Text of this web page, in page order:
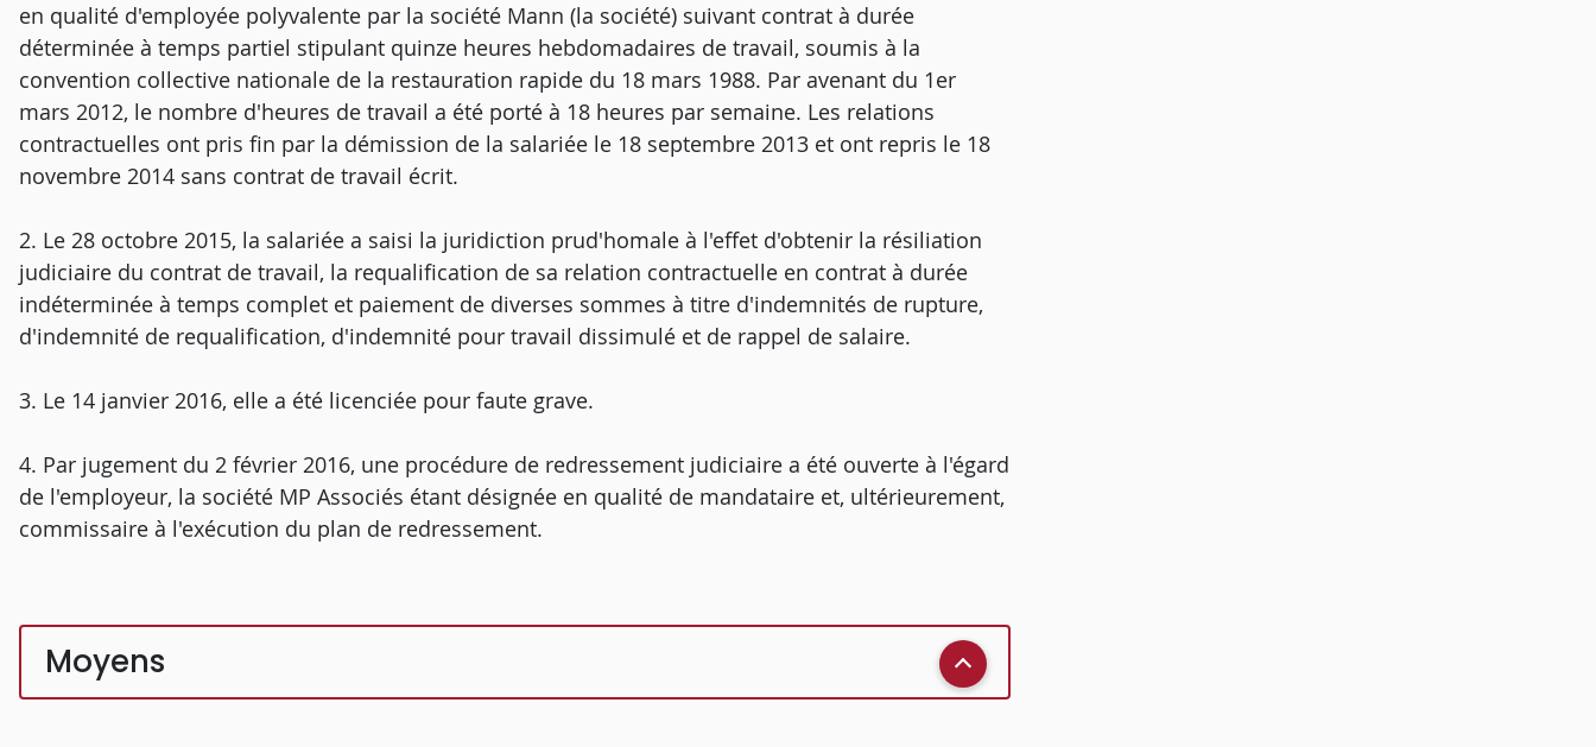
en qualité d'employée polyvalente par la société Mann (la société) suivant contrat à durée
déterminée à temps partiel stipulant quinze heures hebdomadaires de travail, soumis à la
convention collective nationale de la restauration rapide du 18 mars 1988. Par avenant du 1er
mars 2012, le nombre d'heures de travail a été porté à 18 heures par semaine. Les relations
contractuelles ont pris fin par la démission de la salariée le 18 septembre 2013 et ont repris le 18
novembre 2014 sans contrat de travail écrit.
2. Le 28 octobre 2015, la salariée a saisi la juridiction prud'homale à l'effet d'obtenir la résiliation
judiciaire du contrat de travail, la requalification de sa relation contractuelle en contrat à durée
indéterminée à temps complet et paiement de diverses sommes à titre d'indemnités de rupture,
d'indemnité de requalification, d'indemnité pour travail dissimulé et de rappel de salaire.
3. Le 14 janvier 2016, elle a été licenciée pour faute grave.
4. Par jugement du 2 février 2016, une procédure de redressement judiciaire a été ouverte à l'égard
de l'employeur, la société MP Associés étant désignée en qualité de mandataire et, ultérieurement,
commissaire à l'exécution du plan de redressement.
Moyens